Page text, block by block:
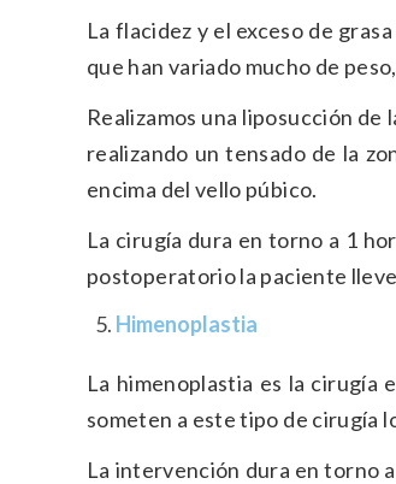
La flacidez y el exceso de
que han variado mucho de
Realizamos una liposucción de
realizando un tensado de la
encima del vello púbico.
La cirugía dura en torno a 1
postoperatorio la paciente
Himenoplastia
La himenoplastia es la cirugía
someten a este tipo de cirugía
La intervención dura en torno